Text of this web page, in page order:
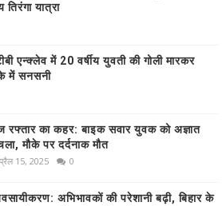
तिरंगा यात्रा
एन्क्लेव में 20 वर्षीय युवती की गोली मारकर
में सनसनी
रफ्तार का कहर: बाइक सवार युवक को अज्ञात
मौके पर दर्दनाक मौत
15, 2025 0
अभिभावकों की परेशानी बढ़ी, बिहार के